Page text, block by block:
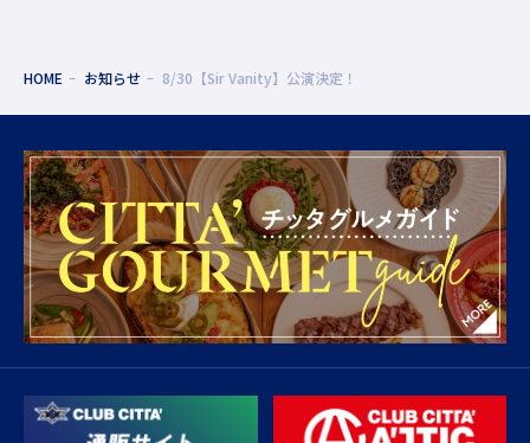
HOME お知らせ 8/30【Sir Vanity】公演決定！